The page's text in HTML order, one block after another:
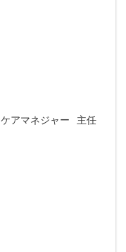
ケアマネジャー
主任